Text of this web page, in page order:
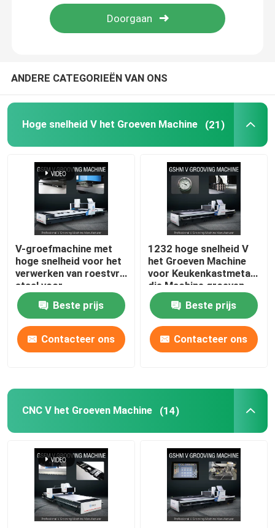
Over ons
Fabrieksreis
Hoge snelheid V het Groeven Machine
CNC V het Groeven Machine
Automatisch V die Machine groeven
Bladmetaal die Machine groeven
V Groover-Machine
v groefsnijmachine
CNC Bladmachine Om metaal te snijden
ANDERE CATEGORIEËN VAN ONS
Hoge snelheid V het Groeven Machine (21)
V-groefmachine met
hoge snelheid voor het
verwerken van roestvrij
staal voor
huisversiering
Beste prijs
Contacteer ons
1232 hoge snelheid V
het Groeven Machine
voor Keukenkastmetaal
die Machine groeven
Beste prijs
Contacteer ons
CNC V het Groeven Machine (14)